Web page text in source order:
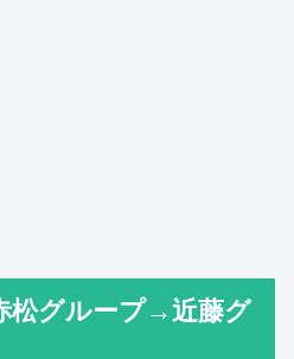
松グループ→近藤グ